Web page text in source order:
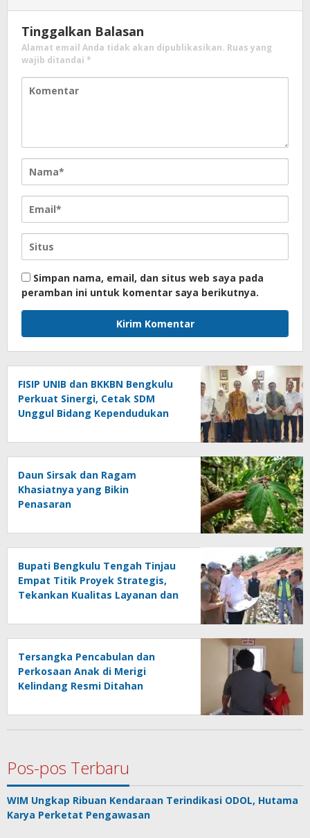
Tinggalkan Balasan
Alamat email Anda tidak akan dipublikasikan. Ruas yang
wajib ditandai *
Simpan nama, email, dan situs web saya pada
peramban ini untuk komentar saya berikutnya.
FISIP UNIB dan BKKBN Bengkulu
Perkuat Sinergi, Cetak SDM
Unggul Bidang Kependudukan
Daun Sirsak dan Ragam
Khasiatnya yang Bikin
Penasaran
Bupati Bengkulu Tengah Tinjau
Empat Titik Proyek Strategis,
Tekankan Kualitas Layanan dan
Tersangka Pencabulan dan
Perkosaan Anak di Merigi
Kelindang Resmi Ditahan
Pos-pos Terbaru
WIM Ungkap Ribuan Kendaraan Terindikasi ODOL, Hutama
Karya Perketat Pengawasan